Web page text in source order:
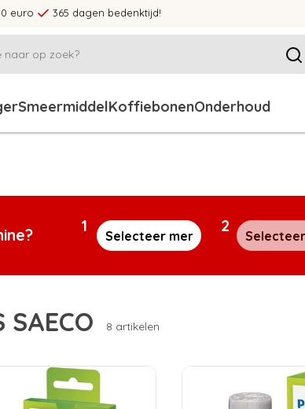
euro 365 dagen bedenktijd!
SmeermiddelKoffiebonenOnderhoud
1 2
SAECO 8 artikelen